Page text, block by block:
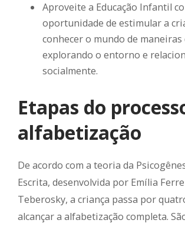
Aproveite a Educação Infantil
oportunidade de estimular a
conhecer o mundo de maneiras
explorando o entorno e
socialmente.
Etapas do
alfabetização
De acordo com a teoria da
Escrita, desenvolvida por Emília
Teberosky, a criança passa por
alcançar a alfabetização completa.